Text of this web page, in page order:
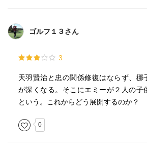
ゴルフ１３さん
3
天羽賢治と忠の関係修復はならず、梛
が深くなる。そこにエミーが２人の子
という。これからどう展開するのか？
0